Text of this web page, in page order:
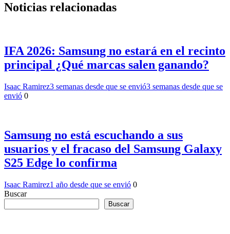
Noticias relacionadas
IFA 2026: Samsung no estará en el recinto
principal ¿Qué marcas salen ganando?
Isaac Ramirez3 semanas desde que se envió3 semanas desde que se
envió 0
Samsung no está escuchando a sus
usuarios y el fracaso del Samsung Galaxy
S25 Edge lo confirma
Isaac Ramirez1 año desde que se envió 0
Buscar
Buscar